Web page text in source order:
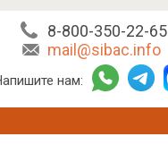
8-800-350-22-65
mail@sibac.info
нам: